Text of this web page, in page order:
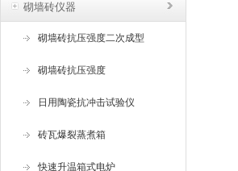
砌墙砖仪器
砌墙砖抗压强度二次成型
砌墙砖抗压强度
日用陶瓷抗冲击试验仪
砖瓦爆裂蒸煮箱
快速升温箱式电炉